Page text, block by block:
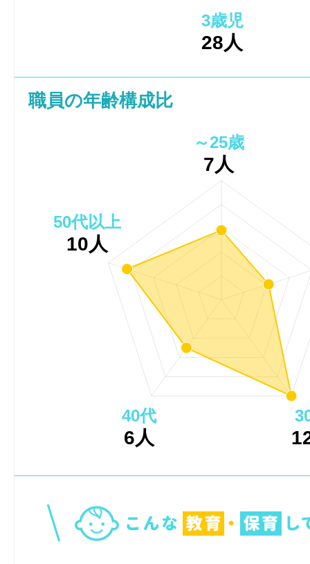
3歳児
28人
職員の年齢構成比
～25歳
7人
40代
6人
50代以上
10人